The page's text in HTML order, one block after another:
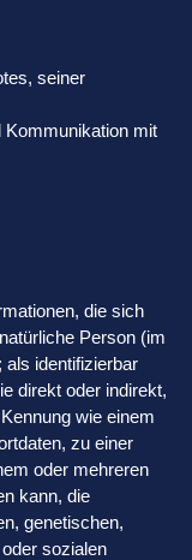
seiner
Kommunikation mit
die sich
Person (im
als identifizierbar
direkt oder indirekt,
wie einem
zu einer
oder mehreren
kann, die
genetischen,
sozialen